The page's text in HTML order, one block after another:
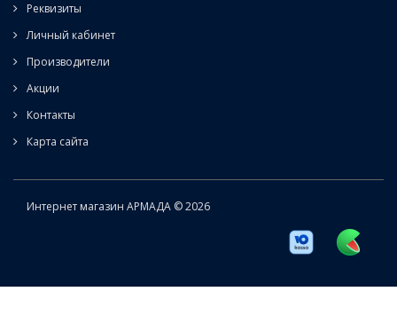
Реквизиты
Личный кабинет
Производители
Акции
Контакты
Карта сайта
Интернет магазин АРМАДА © 2026